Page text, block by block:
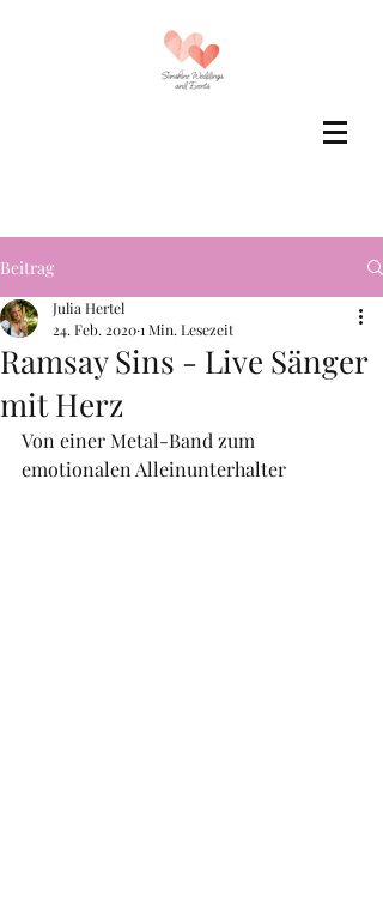
Beitrag
Ramsay Sins - Live Sänger
mit Herz
Julia Hertel
24. Feb. 20201 Min. Lesezeit
Von einer Metal-Band zum
emotionalen Alleinunterhalter